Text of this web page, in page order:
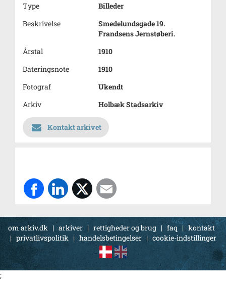
Type
Billeder
Beskrivelse
Smedelundsgade 19.
Frandsens Jernstøberi.
Årstal
1910
Dateringsnote
1910
Fotograf
Ukendt
Arkiv
Holbæk Stadsarkiv
Kontakt arkivet
om arkiv.dk | arkiver | rettigheder og brug | faq | kontakt
|privatlivspolitik | handelsbetingelser | cookie-indstillinger
;